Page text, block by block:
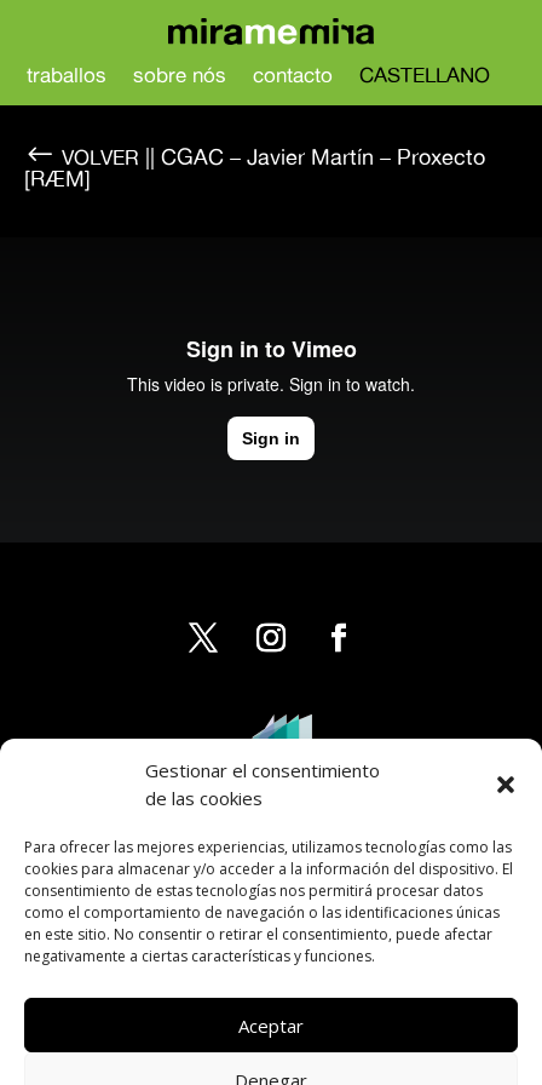
Gestionar el consentimiento
de las cookies
Para ofrecer las mejores experiencias, utilizamos tecnologías como las
cookies para almacenar y/o acceder a la información del dispositivo. El
consentimiento de estas tecnologías nos permitirá procesar datos
como el comportamiento de navegación o las identificaciones únicas
en este sitio. No consentir o retirar el consentimiento, puede afectar
negativamente a ciertas características y funciones.
Aceptar
Denegar
traballos sobre nós contacto CASTELLANO
#
|| CGAC – Javier Martín – Proxecto
[RÆM]
PRIVACIDAD